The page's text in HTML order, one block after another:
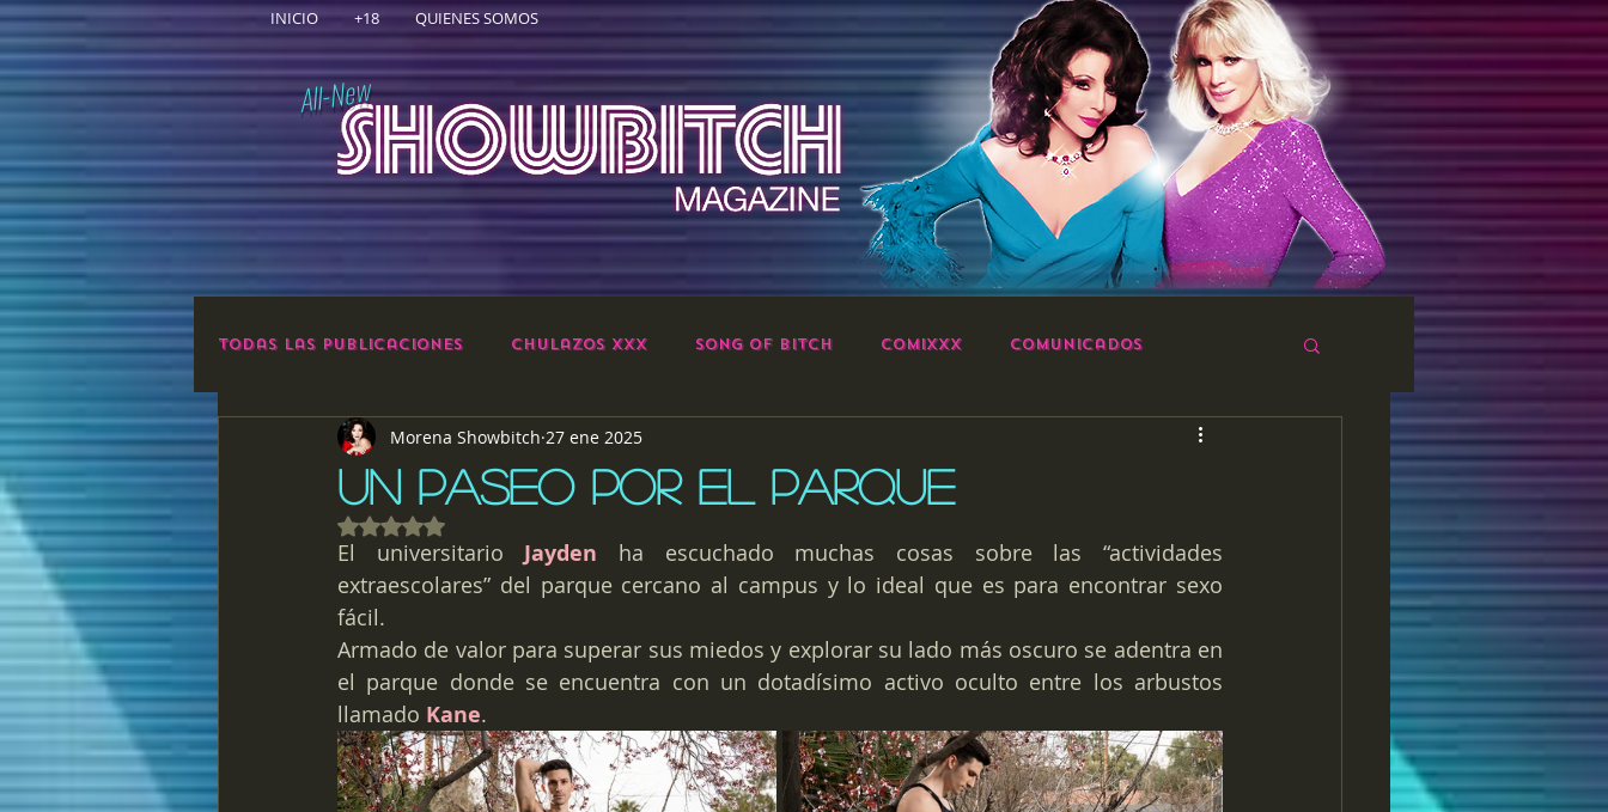
INICIO +18 QUIENES SOMOS
All-New
Todas las publicaciones Chulazos XXX Song of Bitch ComiXXX Comunicados
UN PASEO POR EL PARQUE
Morena Showbitch 27 ene 2025
Obtuvo NaN de 5 estrellas.
El universitario Jayden ha escuchado muchas cosas sobre las “actividades
extraescolares” del parque cercano al campus y lo ideal que es para encontrar sexo
fácil.
Armado de valor para superar sus miedos y explorar su lado más oscuro se adentra en
el parque donde se encuentra con un dotadísimo activo oculto entre los arbustos
llamado Kane.